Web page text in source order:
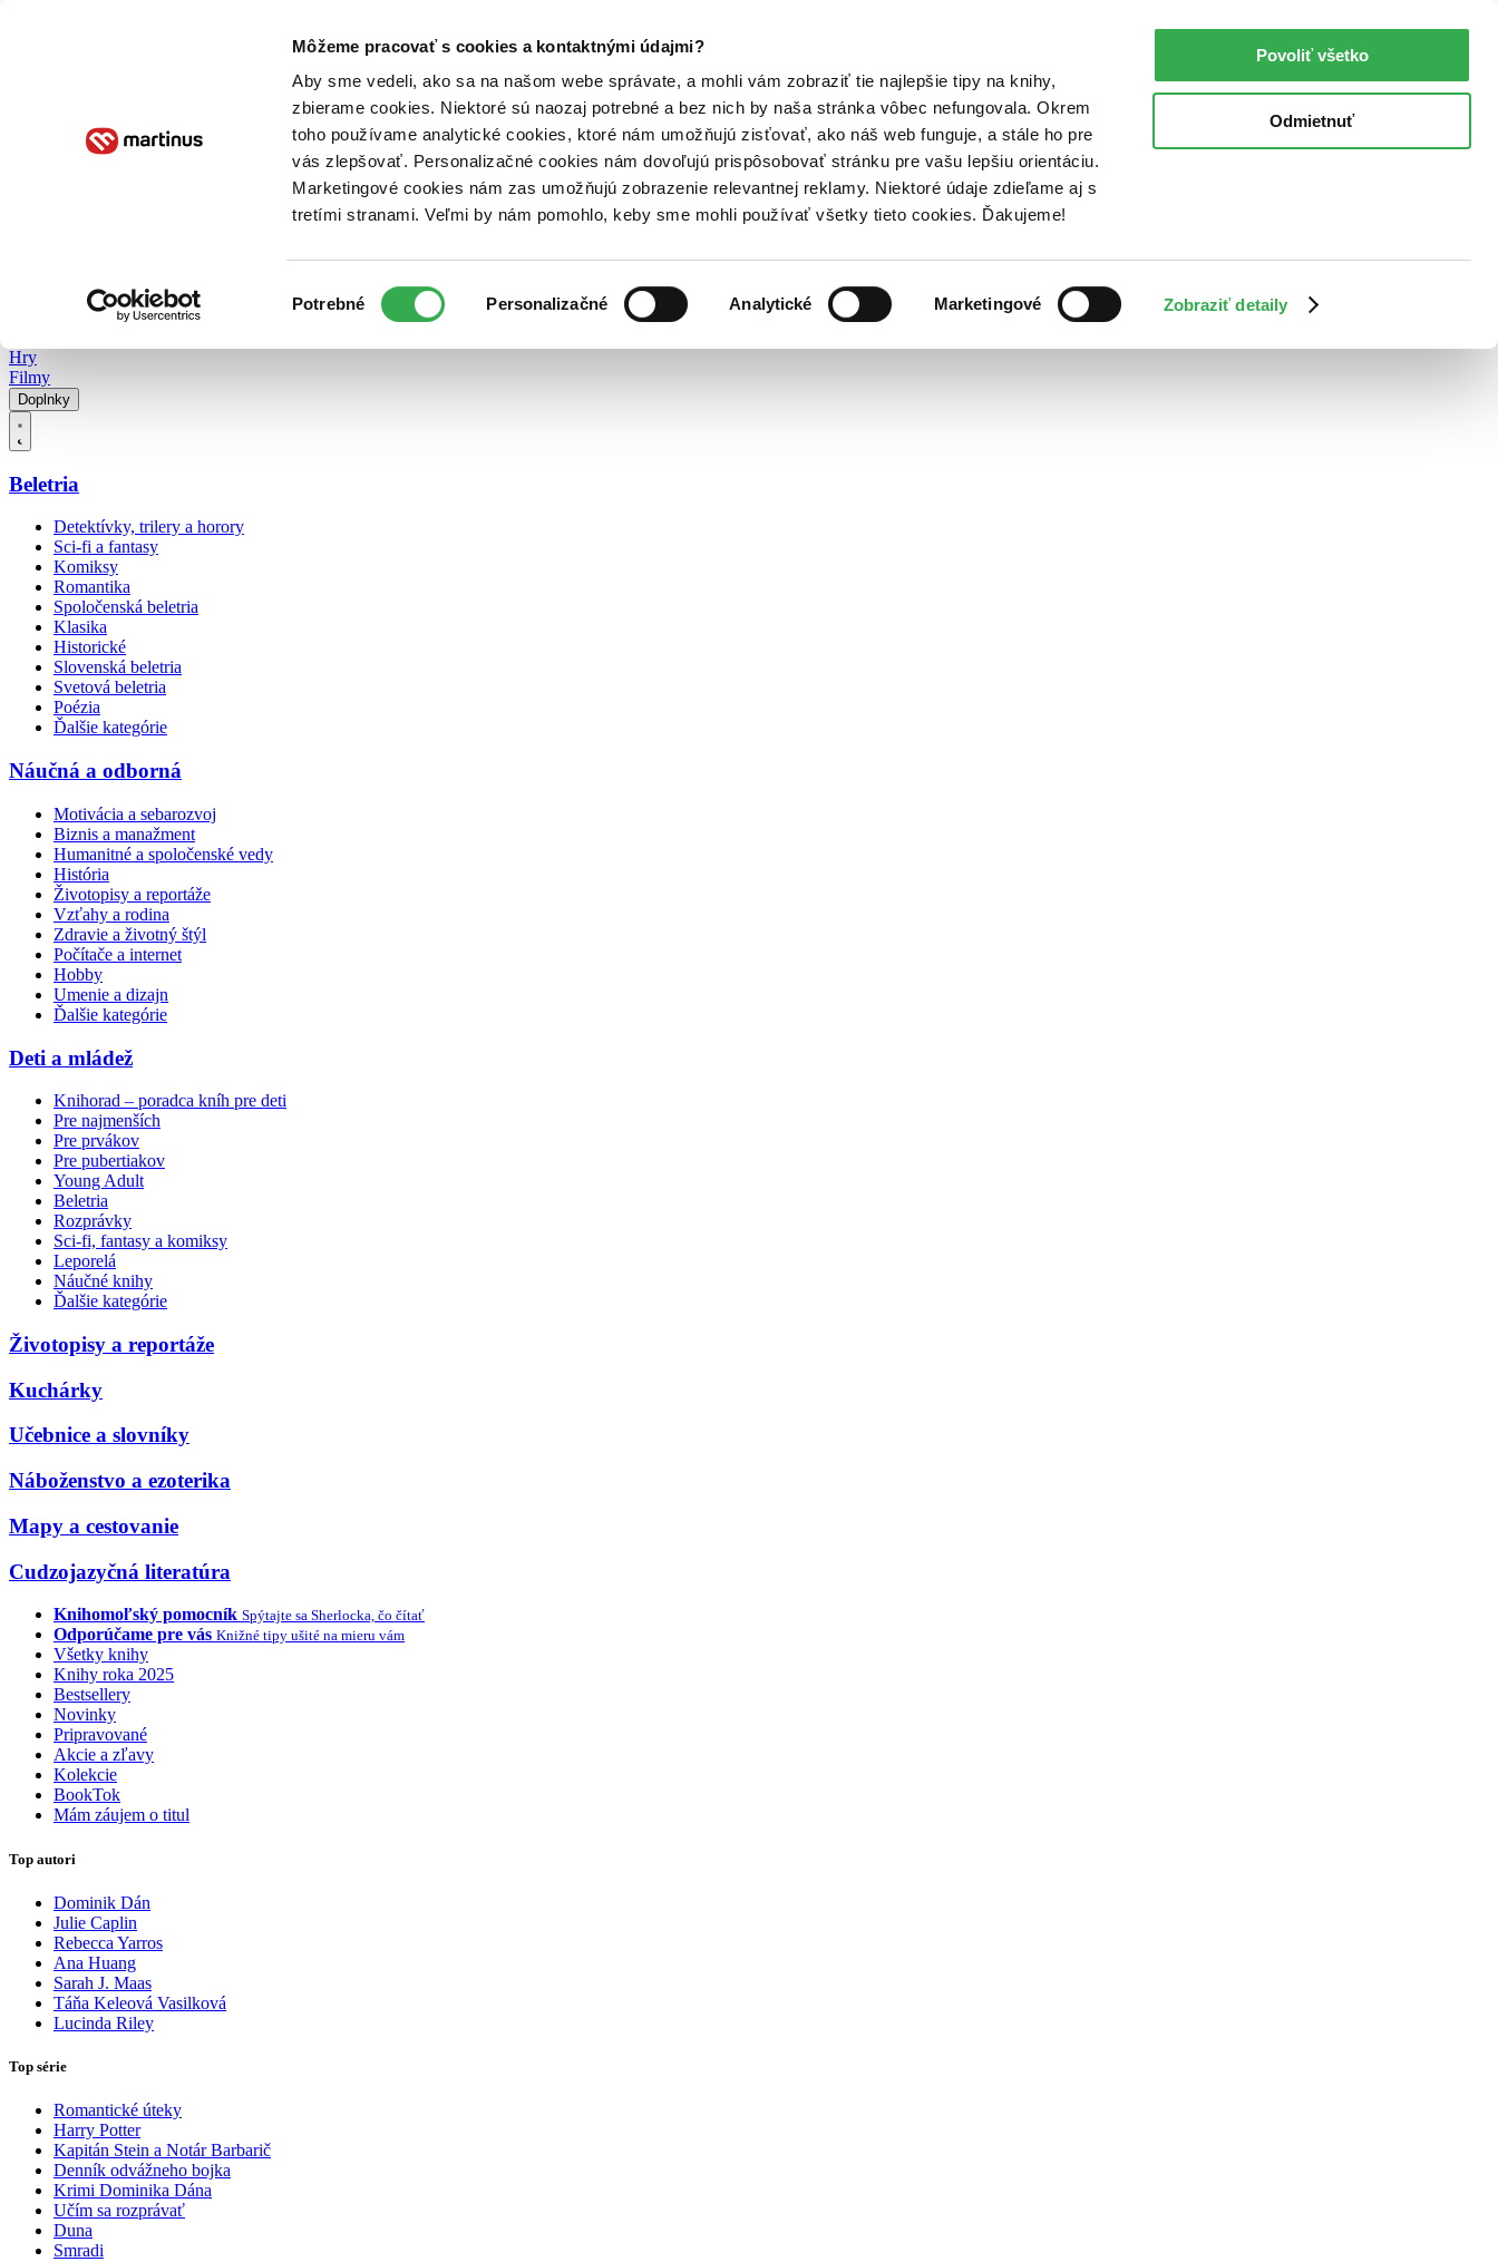
Môžeme pracovať s cookies a kontaktnými údajmi?
Aby sme vedeli, ako sa na našom webe správate, a mohli vám zobraziť tie najlepšie tipy na knihy,
zbierame cookies. Niektoré sú naozaj potrebné a bez nich by naša stránka vôbec nefungovala. Okrem
toho používame analytické cookies, ktoré nám umožňujú zisťovať, ako náš web funguje, a stále ho pre
vás zlepšovať. Personalizačné cookies nám dovoľujú prispôsobovať stránku pre vašu lepšiu orientáciu.
Marketingové cookies nám zas umožňujú zobrazenie relevantnej reklamy. Niektoré údaje zdieľame aj s
tretími stranami. Veľmi by nám pomohlo, keby sme mohli používať všetky tieto cookies. Ďakujeme!
súhlasu
Potrebné Personalizačné Analytické Marketingové Zobraziť detaily
Povoliť všetko
Odmietnuť
Poukážky Kontakt
Hry
Filmy
Doplnky
Beletria
Detektívky, trilery a horory
Sci-fi a fantasy
Komiksy
Romantika
Spoločenská beletria
Klasika
Historické
Slovenská beletria
Svetová beletria
Poézia
Ďalšie kategórie
Náučná a odborná
Motivácia a sebarozvoj
Biznis a manažment
Humanitné a spoločenské vedy
História
Životopisy a reportáže
Vzťahy a rodina
Zdravie a životný štýl
Počítače a internet
Hobby
Umenie a dizajn
Ďalšie kategórie
Deti a mládež
Knihorad – poradca kníh pre deti
Pre najmenších
Pre prvákov
Pre pubertiakov
Young Adult
Beletria
Rozprávky
Sci-fi, fantasy a komiksy
Leporelá
Náučné knihy
Ďalšie kategórie
Životopisy a reportáže
Kuchárky
Učebnice a slovníky
Náboženstvo a ezoterika
Mapy a cestovanie
Cudzojazyčná literatúra
Knihomoľský pomocník Spýtajte sa Sherlocka, čo čítať
Odporúčame pre vás Knižné tipy ušité na mieru vám
Všetky knihy
Knihy roka 2025
Bestsellery
Novinky
Pripravované
Akcie a zľavy
Kolekcie
BookTok
Mám záujem o titul
Top autori
Dominik Dán
Julie Caplin
Rebecca Yarros
Ana Huang
Sarah J. Maas
Táňa Keleová Vasilková
Lucinda Riley
Top série
Romantické úteky
Harry Potter
Kapitán Stein a Notár Barbarič
Denník odvážneho bojka
Krimi Dominika Dána
Učím sa rozprávať
Duna
Smradi